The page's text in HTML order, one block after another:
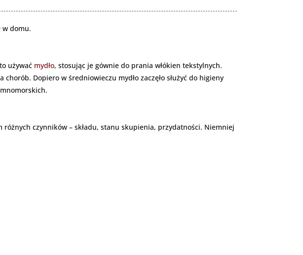
w domu.
używać mydło, stosując je gównie do prania włókien tekstylnych.
Dopiero w średniowieczu mydło zaczęło służyć do higieny
czynników – składu, stanu skupienia, przydatności. Niemniej